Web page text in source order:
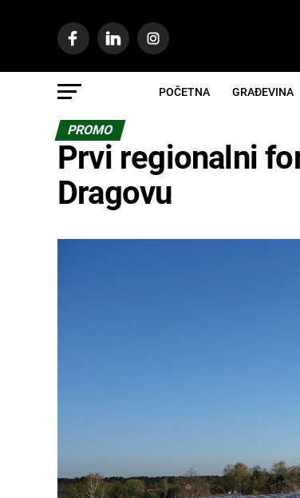
POČETNA GRAĐEVINA
PROMO
Prvi regionalni
Dragovu